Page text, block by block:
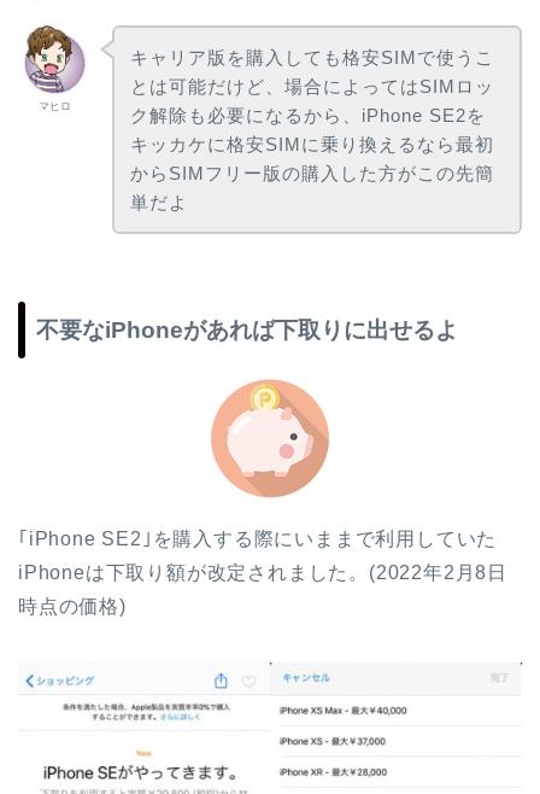
マヒロ
キャリア版を購入しても格安SIMで使うこ
とは可能だけど、場合によってはSIMロッ
ク解除も必要になるから、iPhone SE2を
キッカケに格安SIMに乗り換えるなら最初
からSIMフリー版の購入した方がこの先簡
単だよ
不要なiPhoneがあれば下取りに出せるよ
｢iPhone SE2｣を購入する際にいままで利用していた
iPhoneは下取り額が改定されました。(2022年2月8日
時点の価格)